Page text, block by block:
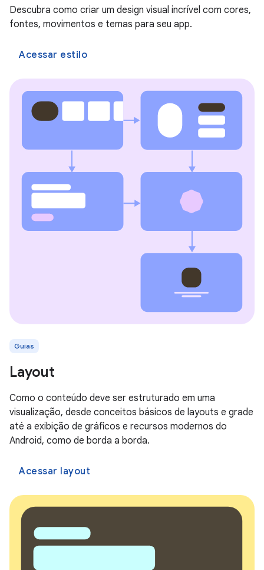
Descubra como criar um design visual incrível com cores,
fontes, movimentos e temas para seu app.
Acessar estilo
Guias
Layout
Como o conteúdo deve ser estruturado em uma
visualização, desde conceitos básicos de layouts e grade
até a exibição de gráficos e recursos modernos do
Android, como de borda a borda.
Acessar layout